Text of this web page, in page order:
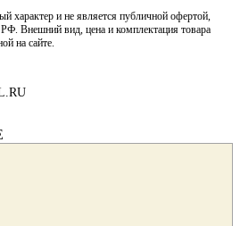
характер и не является публичной офертой,
Внешний вид, цена и комплектация товара
на сайте.